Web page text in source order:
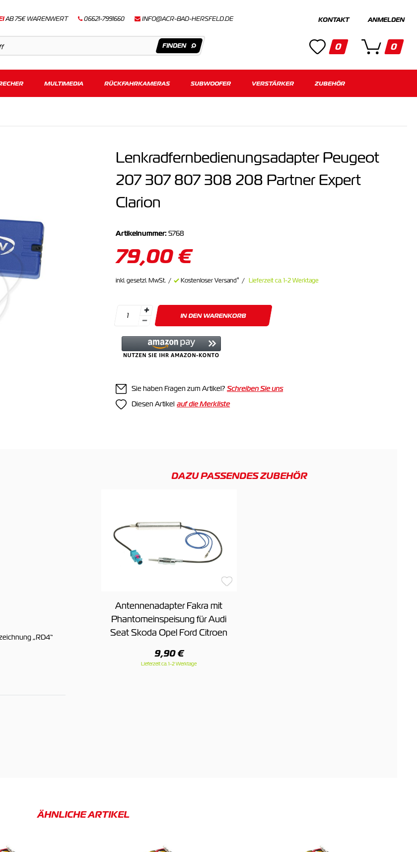
AB 75€ WARENWERT 06621-7991660 INFO@ACR-BAD-HERSFELD.DE
Kategorien
KONTAKT
0
ANMELDEN
0
MULTIMEDIA RÜCKFAHRKAMERAS SUBWOOFER VERSTÄRKER ZUBEHÖR
Lenkradfernbedienungsadapter Peugeot
207 307 807 308 208 Partner Expert
Clarion
Artikelnummer: 5768
79,00 €
inkl. gesetzl. MwSt. Kostenloser Versand* Lieferzeit ca. 1-2 Werktage
IN DEN WARENKORB
Sie haben Fragen zum Artikel? Schreiben Sie uns
Diesen Artikel
„RD4“
DAZU PASSENDES ZUBEHÖR
Antennenadapter Fakra mit
Phantomeinspeisung für Audi
Seat Skoda Opel Ford Citroen
9,90 €
Lieferzeit ca. 1-2 Werktage
ÄHNLICHE ARTIKEL